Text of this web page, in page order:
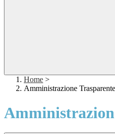
Home >
Amministrazione Trasparente